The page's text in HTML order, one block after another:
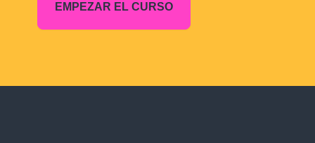
EMPEZAR EL CURSO